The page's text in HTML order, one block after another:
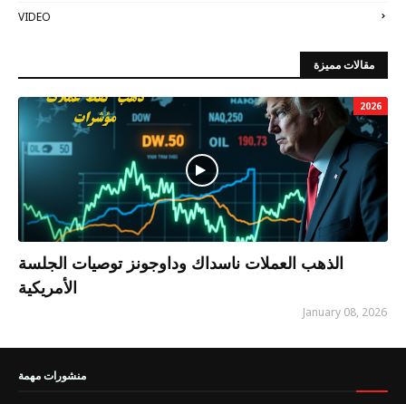
VIDEO
مقالات مميزة
2026
الذهب العملات ناسداك وداوجونز توصيات الجلسة
الأمريكية
January 08, 2026
منشورات مهمة